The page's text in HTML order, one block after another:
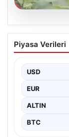
07.08.2026
Trabzonlu
Kez
Trabzon’un
reklam…
Piyasa Verileri
USD
EUR
ALTIN
BTC